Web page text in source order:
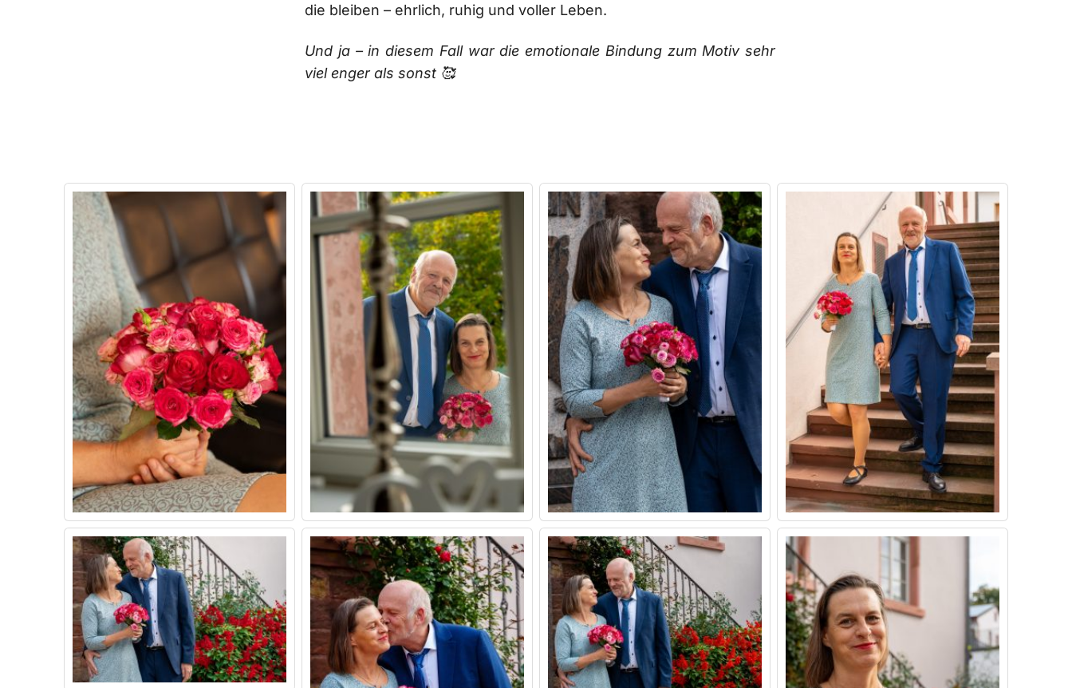
die bleiben – ehrlich, ruhig und voller Leben.
Und ja – in diesem Fall war die emotionale Bindung zum Motiv sehr
viel enger als sonst 🥰